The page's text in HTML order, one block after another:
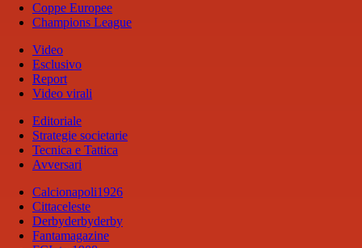
Coppe Europee
Champions League
Video
Esclusivo
Report
Video virali
Editoriale
Strategie societarie
Tecnica e Tattica
Avversari
Calcionapoli1926
Cittaceleste
Derbyderbyderby
Fantamagazine